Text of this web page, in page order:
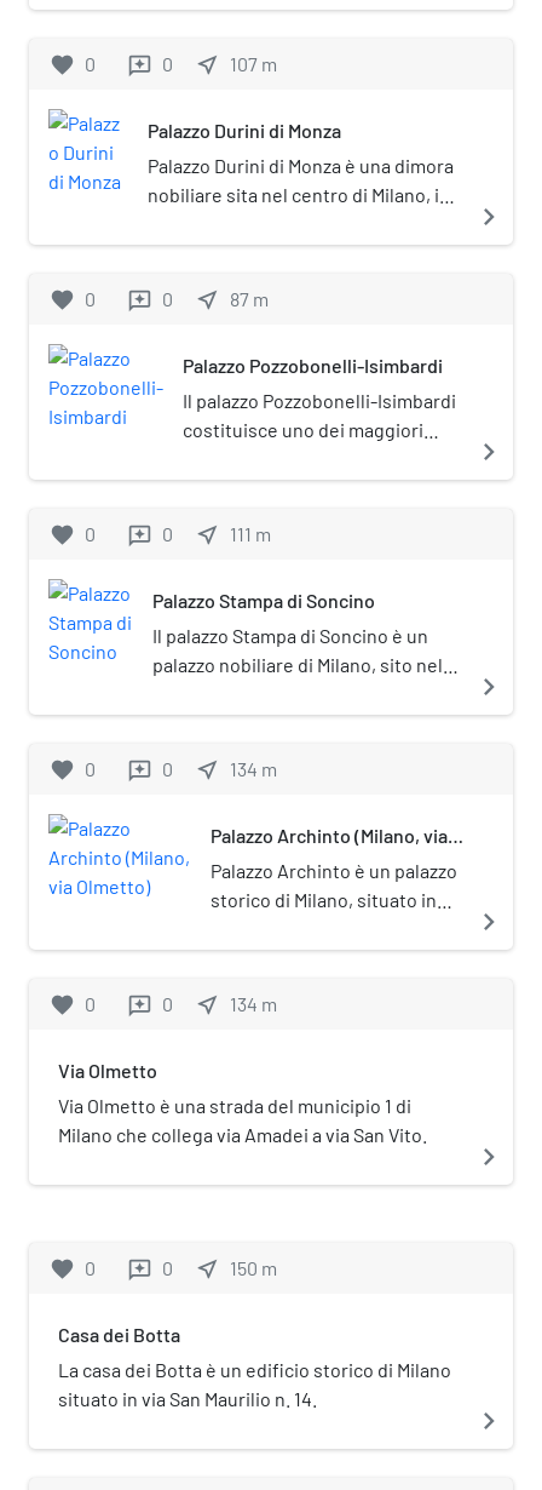
Ticinese.
favorite 0 reviews 0 near_me 107 m
Palazzo Durini di Monza
Palazzo Durini di Monza è una dimora
nobiliare sita nel centro di Milano, in
navigate_next
favorite 0 reviews 0 near_me 87 m
Palazzo Pozzobonelli-Isimbardi
Il palazzo Pozzobonelli-Isimbardi
costituisce uno dei maggiori
epoca rinascimentale a Milano
navigate_next
favorite 0 reviews 0 near_me 111 m
Palazzo Stampa di Soncino
Il palazzo Stampa di Soncino è un
palazzo nobiliare di Milano, sito nel
Soncino 2.
navigate_next
favorite 0 reviews 0 near_me 134 m
Palazzo Archinto (Milano, via
Palazzo Archinto è un palazzo
storico di Milano, situato in
navigate_next
favorite 0 reviews 0 near_me 134 m
Via Olmetto
Via Olmetto è una strada del municipio 1 di
Milano che collega via Amadei a via San Vito.
navigate_next
favorite 0 reviews 0 near_me 150 m
Casa dei Botta
La casa dei Botta è un edificio storico di Milano
situato in via San Maurilio n. 14.
navigate_next